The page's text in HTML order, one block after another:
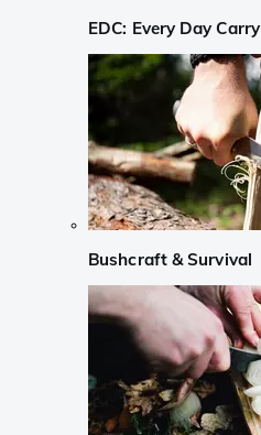
EDC: Every Day Carry
Bushcraft & Survival